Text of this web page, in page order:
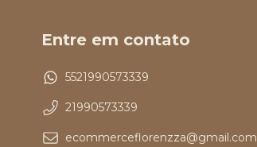
Entre em contato
5521990573339
21990573339
ecommerceflorenzza@gmail.com